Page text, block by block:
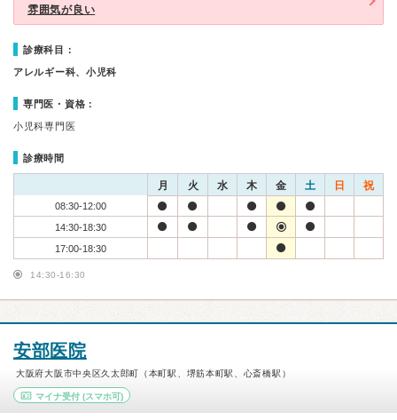
雰囲気が良い
診療科目：
アレルギー科、小児科
専門医・資格：
小児科専門医
診療時間
月 火 水 木 金 土 日 祝
08:30-12:00
14:30-18:30
17:00-18:30
14:30-16:30
安部医院
大阪府大阪市中央区久太郎町（本町駅、堺筋本町駅、心斎橋駅）
マイナ受付 (スマホ可)